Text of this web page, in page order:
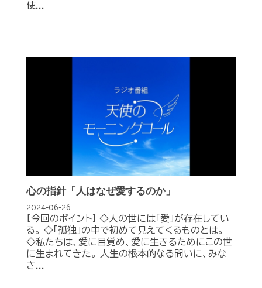
使...
心の指針「人はなぜ愛するのか」
2024-06-26
【今回のポイント】 ◇人の世には「愛」が存在してい
る。 ◇「孤独」の中で初めて見えてくるものとは。
◇私たちは、愛に目覚め、愛に生きるためにこの世
に生まれてきた。 人生の根本的なる問いに、みな
さ...